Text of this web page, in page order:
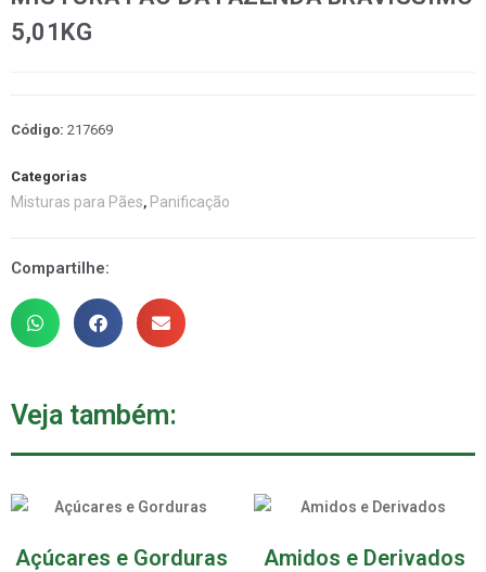
5,01KG
Código: 217669
Categorias
Misturas para Pães, Panificação
Compartilhe:
Veja também:
Açúcares e Gorduras
Amidos e Derivados